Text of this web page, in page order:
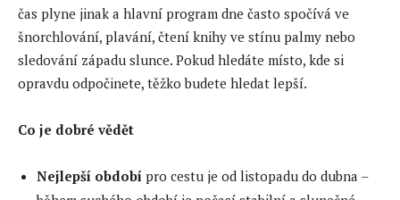
čas plyne jinak a hlavní program dne často spočívá ve
šnorchlování, plavání, čtení knihy ve stínu palmy nebo
sledování západu slunce. Pokud hledáte místo, kde si
opravdu odpočinete, těžko budete hledat lepší.
Co je dobré vědět
Nejlepší období pro cestu je od listopadu do dubna –